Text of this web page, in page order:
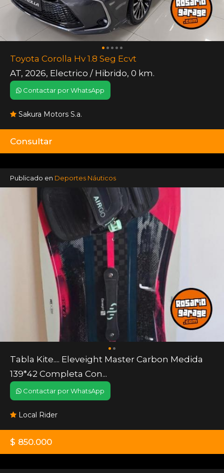
Toyota Corolla Hv 1.8 Seg Ecvt
AT, 2026, Electrico / Hibrido, 0 km.
Contactar por WhatsApp
Sakura Motors S.a.
Consultar
Publicado en Deportes Náuticos
Tabla Kite.... Eleveight Master Carbon Medida
139*42 Completa Con...
Contactar por WhatsApp
Local Rider
$ 850.000